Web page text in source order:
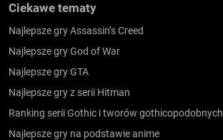
Ciekawe tematy
Najlepsze gry Assassin’s Creed
Najlepsze gry God of War
Najlepsze gry GTA
Najlepsze gry z serii Hitman
Ranking serii Gothic i tworów gothicopodobnych
Najlepsze gry na podstawie anime